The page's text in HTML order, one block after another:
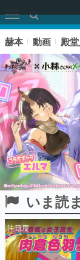
ピッ
電ファミのいま
赫本 動画 殿
いま読
注目度